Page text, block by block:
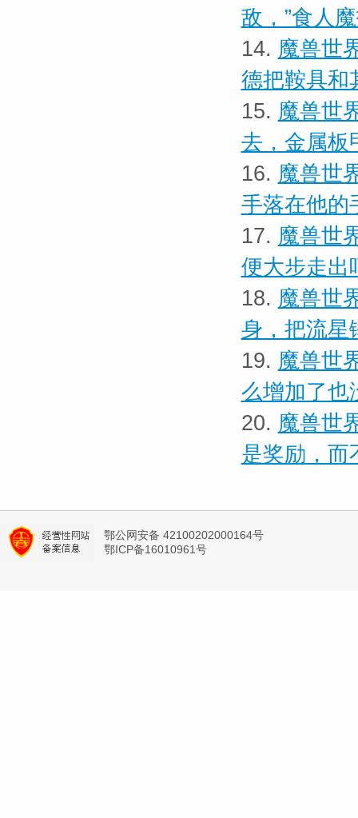
敌，”食人
14. 魔兽世
德把鞍具和
15. 魔兽世
去，金属板
16. 魔兽世
手落在他的
17. 魔兽世
便大步走出
18. 魔兽世
身，把流星
19. 魔兽世
么增加了也
20. 魔兽世
是奖励，而
鄂公网安备 42100202000164号
鄂ICP备16010961号